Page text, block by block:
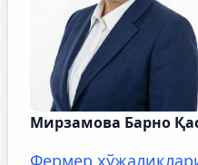
Мирзамова Барно
Фермер